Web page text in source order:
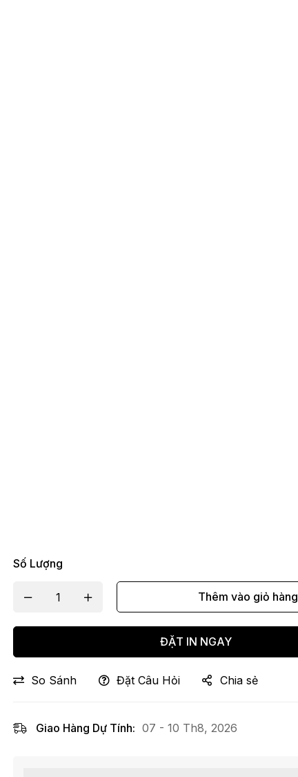
Số Lượng
Thêm vào giỏ hàng
ĐẶT IN NGAY
So Sánh Đặt Câu Hỏi Chia sẻ
Giao Hàng Dự Tính: 07 - 10 Th8, 2026